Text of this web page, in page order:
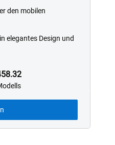
den mobilen
elegantes Design und